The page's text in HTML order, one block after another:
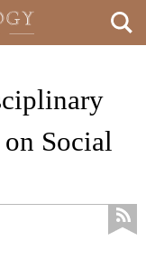
Social